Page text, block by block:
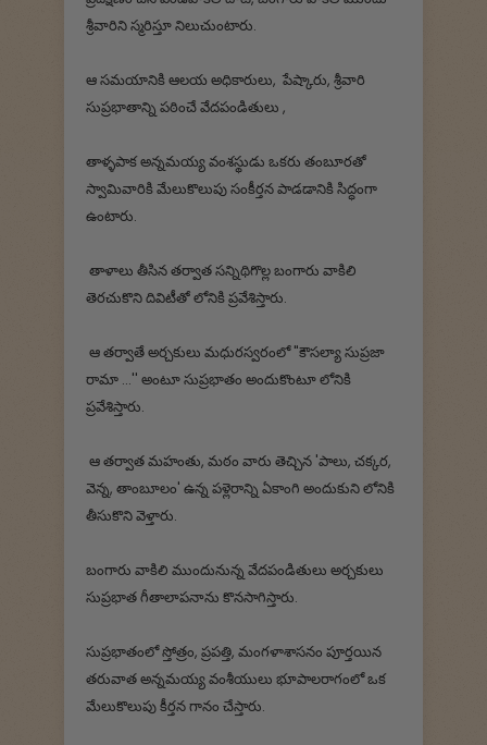
శ్రీవారిని స్మరిస్తూ నిలుచుంటారు.
ఆ సమయానికి ఆలయ అధికారులు, పేష్కారు, శ్రీవారి
సుప్రభాతాన్ని పఠించే వేదపండితులు ,
తాళ్ళపాక అన్నమయ్య వంశస్థుడు ఒకరు తంబూరతో
స్వామివారికి మేలుకొలుపు సంకీర్తన పాడడానికి సిద్ధంగా
ఉంటారు.
తాళాలు తీసిన తర్వాత సన్నిథిగొల్ల బంగారు వాకిలి
తెరచుకొని దివిటీతో లోనికి ప్రవేశిస్తారు.
ఆ తర్వాతే అర్చకులు మధురస్వరంలో "కౌసల్యా సుప్రజా
రామా ...'' అంటూ సుప్రభాతం అందుకొంటూ లోనికి
ప్రవేశిస్తారు.
ఆ తర్వాత మహంతు, మఠం వారు తెచ్చిన 'పాలు, చక్కర,
వెన్న, తాంబూలం' ఉన్న పళ్లెరాన్ని ఏకాంగి అందుకుని లోనికి
తీసుకొని వెళ్తారు.
బంగారు వాకిలి ముందునున్న వేదపండితులు అర్చకులు
సుప్రభాత గీతాలాపనాను కొనసాగిస్తారు.
సుప్రభాతంలో స్తోత్రం, ప్రపత్తి, మంగళాశాసనం పూర్తయిన
తరువాత అన్నమయ్య వంశీయులు భూపాలరాగంలో ఒక
మేలుకొలుపు కీర్తన గానం చేస్తారు.